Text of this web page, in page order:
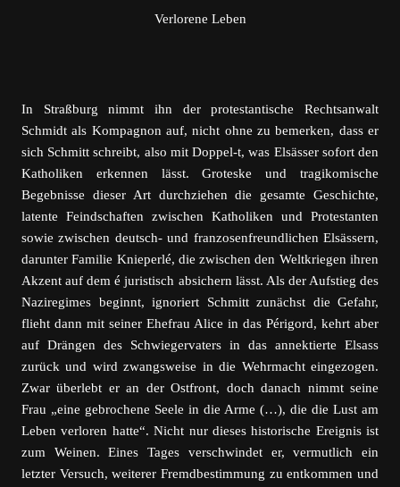
Verlorene Leben
In Straßburg nimmt ihn der protestantische Rechtsanwalt
Schmidt als Kompagnon auf, nicht ohne zu bemerken, dass er
sich Schmitt schreibt, also mit Doppel-t, was Elsässer sofort den
Katholiken erkennen lässt. Groteske und tragikomische
Begebnisse dieser Art durchziehen die gesamte Geschichte,
latente Feindschaften zwischen Katholiken und Protestanten
sowie zwischen deutsch- und franzosenfreundlichen Elsässern,
darunter Familie Knieperlé, die zwischen den Weltkriegen ihren
Akzent auf dem é juristisch absichern lässt. Als der Aufstieg des
Naziregimes beginnt, ignoriert Schmitt zunächst die Gefahr,
flieht dann mit seiner Ehefrau Alice in das Périgord, kehrt aber
auf Drängen des Schwiegervaters in das annektierte Elsass
zurück und wird zwangsweise in die Wehrmacht eingezogen.
Zwar überlebt er an der Ostfront, doch danach nimmt seine
Frau „eine gebrochene Seele in die Arme (…), die die Lust am
Leben verloren hatte“. Nicht nur dieses historische Ereignis ist
zum Weinen. Eines Tages verschwindet er, vermutlich ein
letzter Versuch, weiterer Fremdbestimmung zu entkommen und